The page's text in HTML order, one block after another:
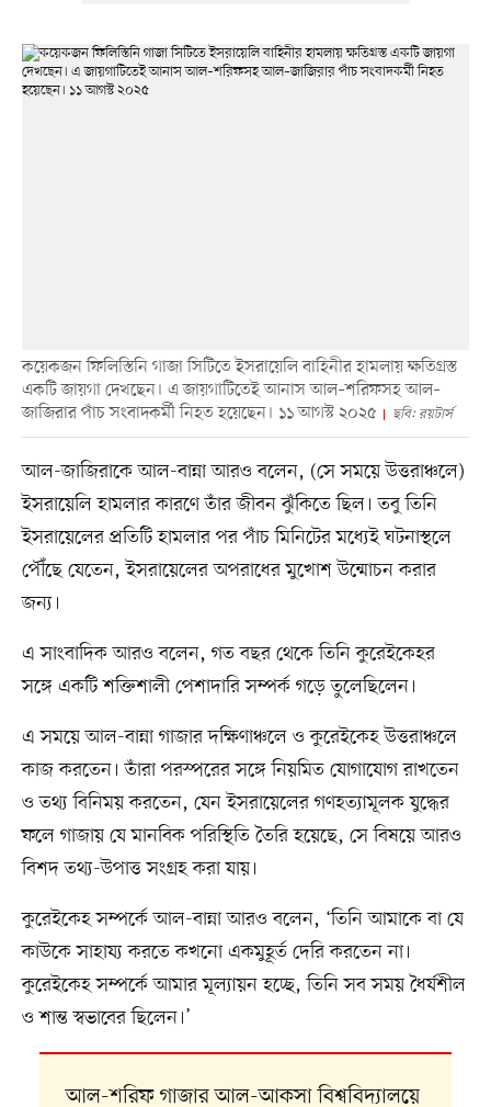
কয়েকজন ফিলিস্তিনি গাজা সিটিতে ইসরায়েলি বাহিনীর হামলায় ক্ষতিগ্রস্ত
একটি জায়গা দেখছেন। এ জায়গাটিতেই আনাস আল–শরিফসহ আল–
জাজিরার পাঁচ সংবাদকর্মী নিহত হয়েছেন। ১১ আগস্ট ২০২৫
ছবি: রয়টার্স
আল-জাজিরাকে আল-বান্না আরও বলেন, (সে সময়ে উত্তরাঞ্চলে)
ইসরায়েলি হামলার কারণে তাঁর জীবন ঝুঁকিতে ছিল। তবু তিনি
ইসরায়েলের প্রতিটি হামলার পর পাঁচ মিনিটের মধ্যেই ঘটনাস্থলে
পৌঁছে যেতেন, ইসরায়েলের অপরাধের মুখোশ উন্মোচন করার
জন্য।
এ সাংবাদিক আরও বলেন, গত বছর থেকে তিনি কুরেইকেহর
সঙ্গে একটি শক্তিশালী পেশাদারি সম্পর্ক গড়ে তুলেছিলেন।
এ সময়ে আল-বান্না গাজার দক্ষিণাঞ্চলে ও কুরেইকেহ উত্তরাঞ্চলে
কাজ করতেন। তাঁরা পরস্পরের সঙ্গে নিয়মিত যোগাযোগ রাখতেন
ও তথ্য বিনিময় করতেন, যেন ইসরায়েলের গণহত্যামূলক যুদ্ধের
ফলে গাজায় যে মানবিক পরিস্থিতি তৈরি হয়েছে, সে বিষয়ে আরও
বিশদ তথ্য-উপাত্ত সংগ্রহ করা যায়।
কুরেইকেহ সম্পর্কে আল-বান্না আরও বলেন, ‘তিনি আমাকে বা যে
কাউকে সাহায্য করতে কখনো একমুহূর্ত দেরি করতেন না।
কুরেইকেহ সম্পর্কে আমার মূল্যায়ন হচ্ছে, তিনি সব সময় ধৈর্যশীল
ও শান্ত স্বভাবের ছিলেন।’
আল-শরিফ গাজার আল-আকসা বিশ্ববিদ্যালয়ে